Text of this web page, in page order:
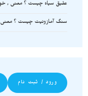
عقیق سیاه چیست ؟ معنی ,
سنگ آمازونیت چیست ؟
ورود / ثبت نام